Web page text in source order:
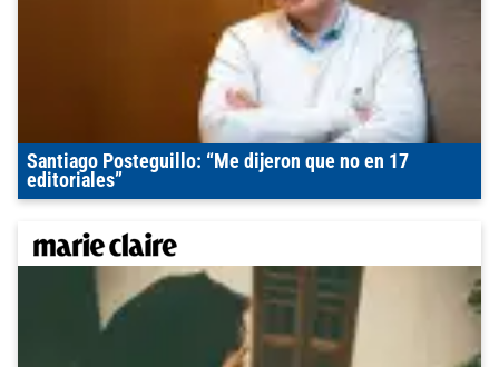
Santiago Posteguillo: “Me dijeron que no en 17
editoriales”